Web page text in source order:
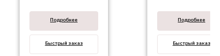
Подробнее
Быстрый заказ
Подробнее
Быстрый заказ